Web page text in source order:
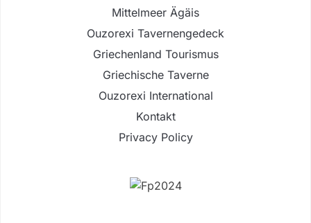
Mittelmeer Ägäis
Ouzorexi Tavernengedeck
Griechenland Tourismus
Griechische Taverne
Ouzorexi International
Kontakt
Privacy Policy